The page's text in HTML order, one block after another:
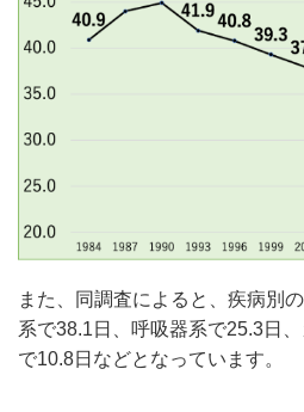
また、同調査によると、疾病別
系で38.1日、呼吸器系で25.3日
で10.8日などとなっています。